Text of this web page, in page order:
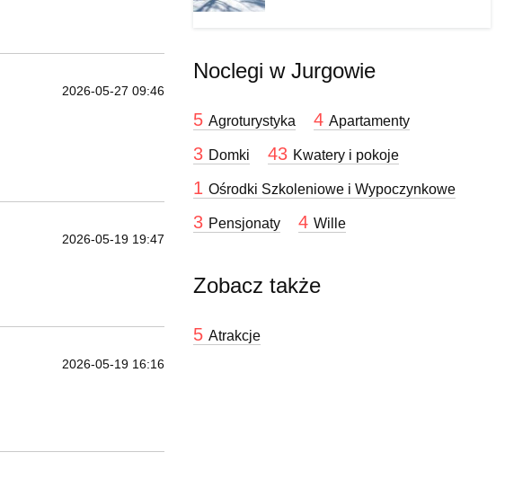
2026-05-27 09:46
2026-05-19 19:47
2026-05-19 16:16
Noclegi w Jurgowie
5Agroturystyka 4Apartamenty
3 Domki 43 Kwatery i pokoje
1Ośrodki Szkoleniowe i Wypoczynkowe
3 Pensjonaty 4Wille
Zobacz także
5Atrakcje